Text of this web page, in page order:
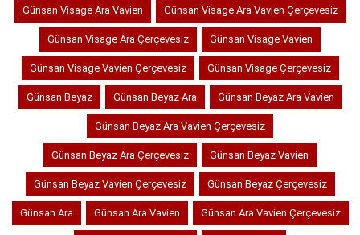
Günsan Visage Ara Vavien Günsan Visage Ara Vavien Çerçevesiz
Günsan Visage Ara Çerçevesiz Günsan Visage Vavien
Günsan Visage Vavien Çerçevesiz Günsan Visage Çerçevesiz
Günsan Beyaz Günsan Beyaz Ara Günsan Beyaz Ara Vavien
Günsan Beyaz Ara Vavien Çerçevesiz
Günsan Beyaz Ara Çerçevesiz Günsan Beyaz Vavien
Günsan Beyaz Vavien Çerçevesiz Günsan Beyaz Çerçevesiz
Günsan Ara Günsan Ara Vavien Günsan Ara Vavien Çerçevesiz